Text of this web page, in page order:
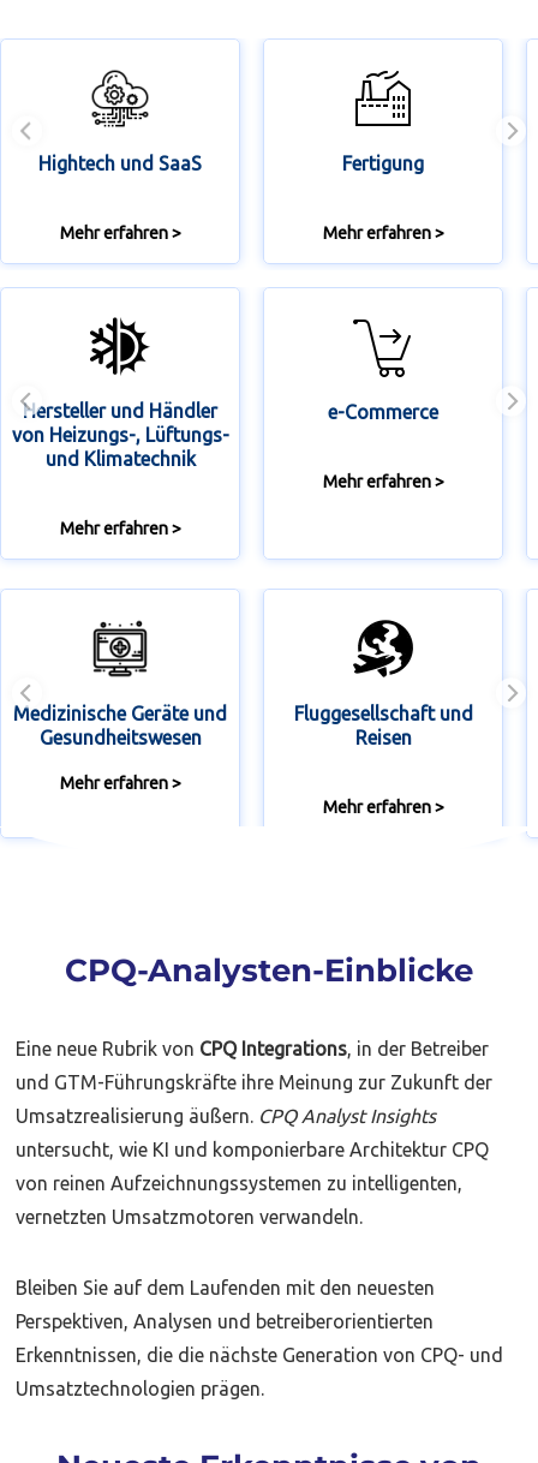
Hightech und SaaS
Mehr erfahren >
Fertigung
Mehr erfahren >
Hersteller und Händler
von Heizungs-, Lüftungs-
und Klimatechnik
Mehr erfahren >
e-Commerce
Mehr erfahren >
Medizinische Geräte und
Gesundheitswesen
Mehr erfahren >
Fluggesellschaft und
Reisen
Mehr erfahren >
CPQ-Analysten-Einblicke
Eine neue Rubrik von CPQ Integrations, in der Betreiber
und GTM-Führungskräfte ihre Meinung zur Zukunft der
Umsatzrealisierung äußern. CPQ Analyst Insights
untersucht, wie KI und komponierbare Architektur CPQ
von reinen Aufzeichnungssystemen zu intelligenten,
vernetzten Umsatzmotoren verwandeln.
Bleiben Sie auf dem Laufenden mit den neuesten
Perspektiven, Analysen und betreiberorientierten
Erkenntnissen, die die nächste Generation von CPQ- und
Umsatztechnologien prägen.